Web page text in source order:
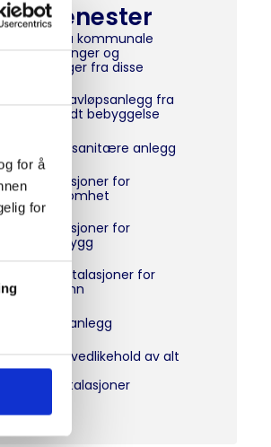
for å
for
tjenester
Arbeider på kommunale
hovedledninger og
stikkledninger fra disse
Utvendige avløpsanlegg fra
bygg i spredt bebyggelse
Komplette sanitære anlegg
Rørinnstalasjoner for
idustrivirksomhet
Rørinnstalasjoner for
landbruksbygg
Pumpeinnstalasjoner for
forbruksvann
Vannrenseanlegg
Service og vedlikehold av alt
sanitær og
varmeinnstalasjoner